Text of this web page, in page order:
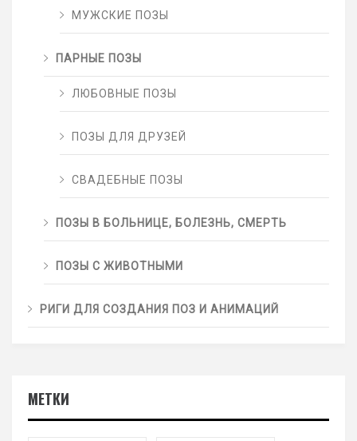
МУЖСКИЕ ПОЗЫ
ПАРНЫЕ ПОЗЫ
ЛЮБОВНЫЕ ПОЗЫ
ПОЗЫ ДЛЯ ДРУЗЕЙ
СВАДЕБНЫЕ ПОЗЫ
ПОЗЫ В БОЛЬНИЦЕ, БОЛЕЗНЬ, СМЕРТЬ
ПОЗЫ С ЖИВОТНЫМИ
РИГИ ДЛЯ СОЗДАНИЯ ПОЗ И АНИМАЦИЙ
МЕТКИ